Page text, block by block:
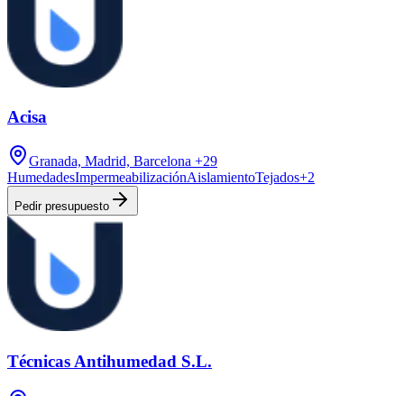
Acisa
Granada, Madrid, Barcelona +29
HumedadesImpermeabilizaciónAislamientoTejados+2
Pedir presupuesto
Técnicas Antihumedad S.L.